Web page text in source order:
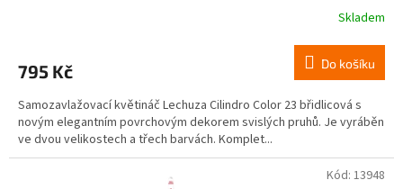
Skladem
795 Kč Do košíku
Samozavlažovací květináč Lechuza Cilindro Color 23 břidlicová s
novým elegantním povrchovým dekorem svislých pruhů. Je vyráběn
ve dvou velikostech a třech barvách. Komplet...
Kód: 13948